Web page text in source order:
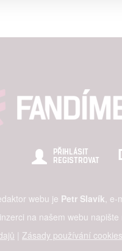
PŘIHLÁSIT
REGISTROVAT
webu je Petr Slavík ,
na našem webu
| Zásady používání cookies
předcházení a
reklamy a obsahu